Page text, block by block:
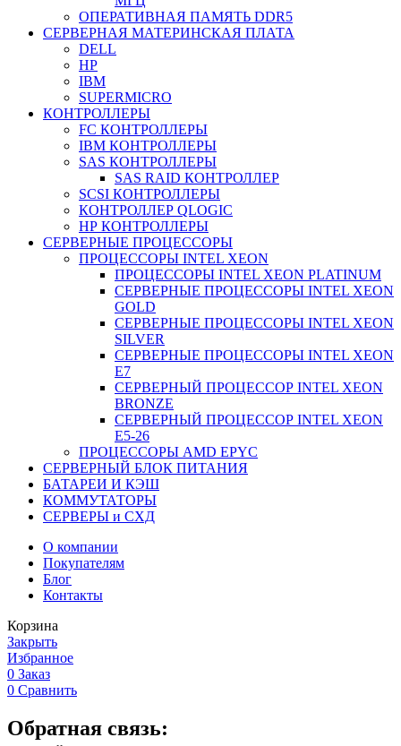
ОПЕРАТИВНАЯ ПАМЯТЬ DDR5
СЕРВЕРНАЯ МАТЕРИНСКАЯ ПЛАТА
DELL
HP
IBM
SUPERMICRO
КОНТРОЛЛЕРЫ
FC КОНТРОЛЛЕРЫ
IBM КОНТРОЛЛЕРЫ
SAS КОНТРОЛЛЕРЫ
SAS RAID КОНТРОЛЛЕР
SCSI КОНТРОЛЛЕРЫ
КОНТРОЛЛЕР QLOGIC
НР КОНТРОЛЛЕРЫ
СЕРВЕРНЫЕ ПРОЦЕССОРЫ
ПРОЦЕССОРЫ INTEL XEON
ПРОЦЕССОРЫ INTEL XEON PLATINUM
СЕРВЕРНЫЕ ПРОЦЕССОРЫ INTEL XEON
GOLD
СЕРВЕРНЫЕ ПРОЦЕССОРЫ INTEL XEON
SILVER
СЕРВЕРНЫЕ ПРОЦЕССОРЫ INTEL XEON
Е7
СЕРВЕРНЫЙ ПРОЦЕССОР INTEL XEON
BRONZE
СЕРВЕРНЫЙ ПРОЦЕССОР INTEL XEON
Е5-26
ПРОЦЕССОРЫ AMD EPYC
СЕРВЕРНЫЙ БЛОК ПИТАНИЯ
БАТАРЕИ И КЭШ
КОММУТАТОРЫ
СЕРВЕРЫ и СХД
О компании
Покупателям
Блог
Контакты
Корзина
Закрыть
Избранное
0 Заказ
0 Сравнить
Обратная связь: